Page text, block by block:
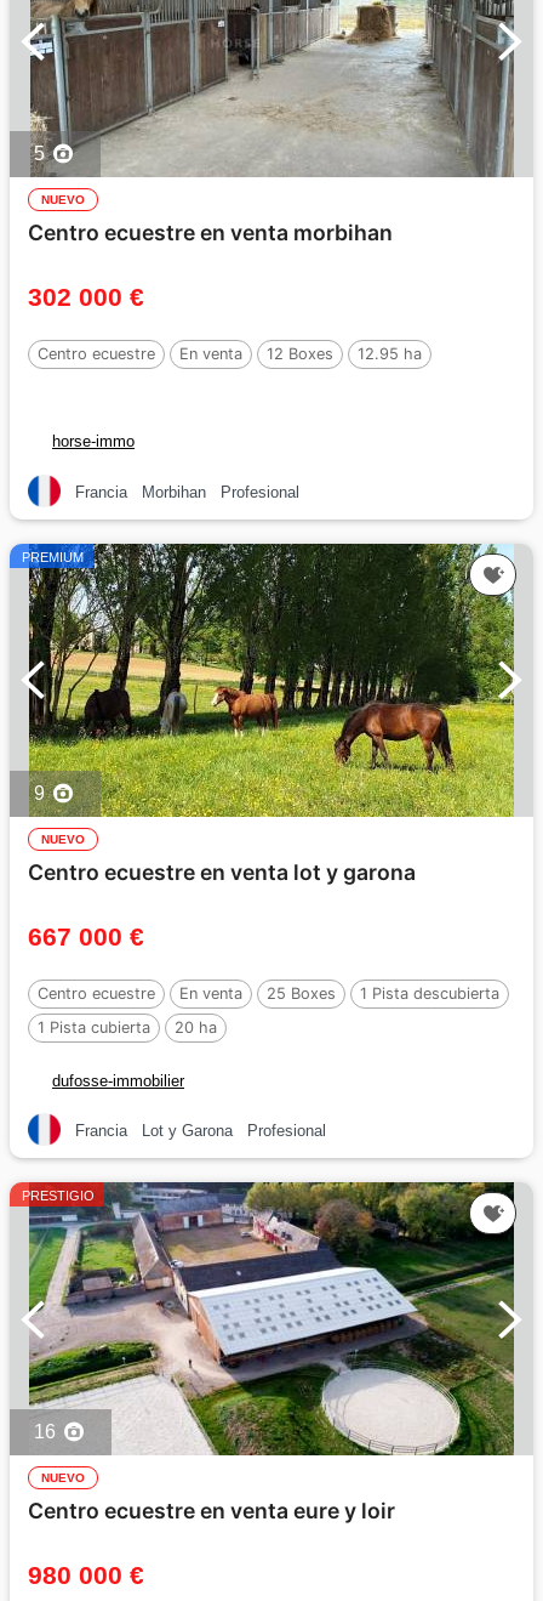
5
NUEVO
Centro ecuestre en venta morbihan
302 000 €
Centro ecuestre En venta 12 Boxes 12.95 ha
horse-immo
Francia Morbihan Profesional
PREMIUM
9
NUEVO
Centro ecuestre en venta lot y garona
667 000 €
Centro ecuestre En venta 25 Boxes
1 Pista descubierta
1 Pista cubierta
20 ha
dufosse-immobilier
Francia Lot y Garona Profesional
PRESTIGIO
16
NUEVO
Centro ecuestre en venta eure y loir
980 000 €